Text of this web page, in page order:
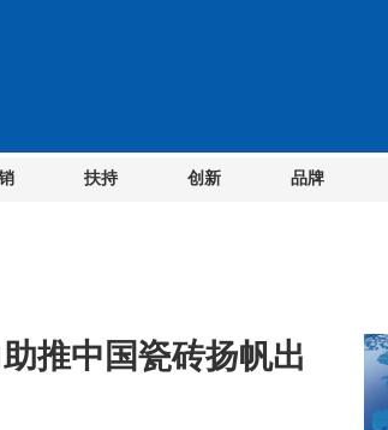
扶持 创新 品牌
推中国瓷砖扬帆出